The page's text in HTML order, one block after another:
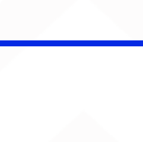
AUMENTA O SOM!